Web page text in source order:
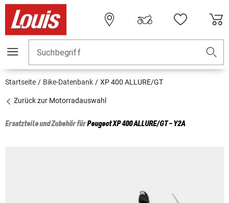
Suchbegriff
Startseite Bike-Datenbank XP 400 ALLURE/GT
Zurück zur Motorradauswahl
Ersatzteile und Zubehör fürPeugeotXP 400 ALLURE/GT - Y2A